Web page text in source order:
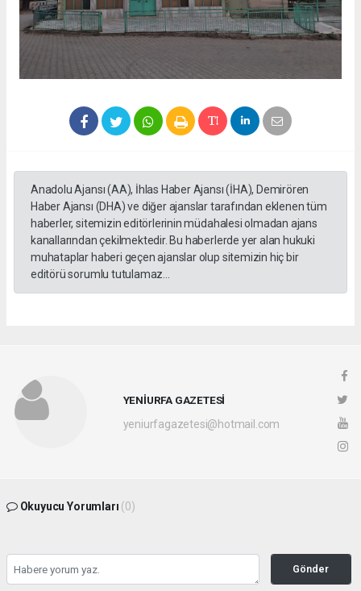
Anadolu Ajansı (AA), İhlas Haber Ajansı (İHA), Demirören
Haber Ajansı (DHA) ve diğer ajanslar tarafından eklenen tüm
haberler, sitemizin editörlerinin müdahalesi olmadan ajans
kanallarından çekilmektedir. Bu haberlerde yer alan hukuki
muhataplar haberi geçen ajanslar olup sitemizin hiç bir
editörü sorumlu tutulamaz...
YENİURFA GAZETESİ
yeniurfagazetesi@hotmail.com
Okuyucu Yorumları (0)
Gönder